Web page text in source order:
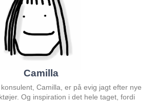
Camilla
Camilla, er på evig jagt efter nye
Og inspiration i det hele taget, fordi